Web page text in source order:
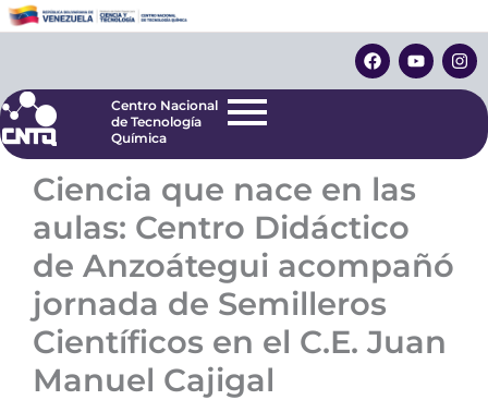
al
F
a
c
o
k
Y
o
u
e
I
n
s
r
Centro Nacional
de Tecnología
Centro Nacional
de Tecnología
Química
Ciencia que nace en las
aulas: Centro Didáctico
de Anzoátegui acompañó
jornada de Semilleros
Científicos en el C.E. Juan
Manuel Cajigal